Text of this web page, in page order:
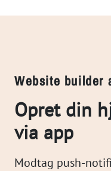
Website builder
Opret din
via app
Modtag push-